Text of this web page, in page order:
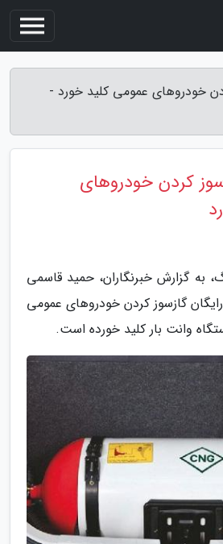
خودروهای عمومی کلید خورد -
کردن خودروهای
به گزارش خبرنگاران، حمید قاسمی
گازسوز کردن خودروهای عمومی